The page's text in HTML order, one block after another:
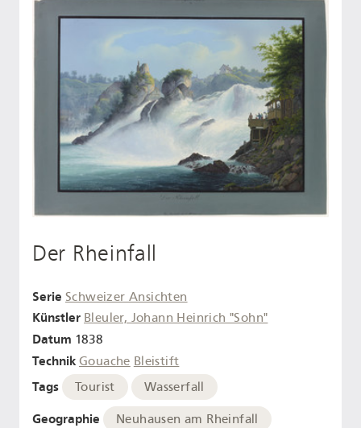
Der Rheinfall
Serie Schweizer Ansichten
Künstler Bleuler, Johann Heinrich "Sohn"
Datum 1838
Technik Gouache Bleistift
Tags Tourist Wasserfall
Geographie
Neuhausen am Rheinfall